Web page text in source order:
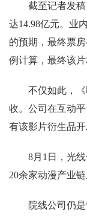
截至记者发
达14.98亿元。业
的预期，最终票
例计算，最终该片
不仅如此，
收。公司在互动
有该影片衍生品
8月1日，光
20余家动漫产业
院线公司仍